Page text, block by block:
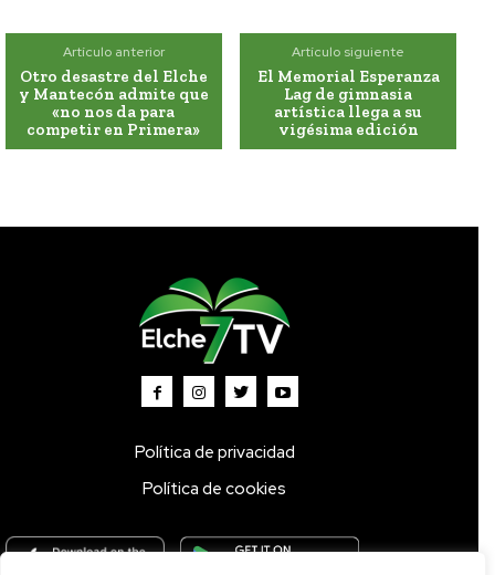
Artículo anterior
Otro desastre del Elche
y Mantecón admite que
«no nos da para
competir en Primera»
Artículo siguiente
El Memorial Esperanza
Lag de gimnasia
artística llega a su
vigésima edición
Política de privacidad
Política de cookies